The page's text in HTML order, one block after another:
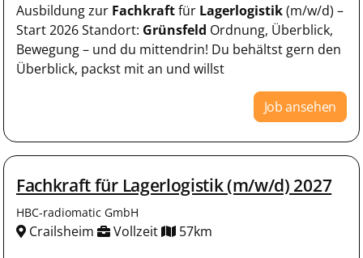
Ausbildung zur Fachkraftfür Lagerlogistik(m/w/d) –
Start 2026 Standort: Grünsfeld Ordnung, Überblick,
Bewegung – und du mittendrin! Du behältst gern den
Überblick, packst mit an und willst
Job ansehen
Fachkraft für Lagerlogistik (m/w/d) 2027
HBC-radiomatic GmbH
Crailsheim Vollzeit 57km